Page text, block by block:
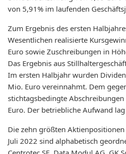
von 5,91% im laufenden
Zum Ergebnis des ersten
Wesentlichen realisierte
Euro sowie Zuschreibungen in
Das Ergebnis aus
Im ersten Halbjahr wurden
Mio. Euro vereinnahmt. Dem
stichtagsbedingte
Euro. Der betriebliche Aufwand
Die zehn größten
Juli 2022 sind alphabetisch